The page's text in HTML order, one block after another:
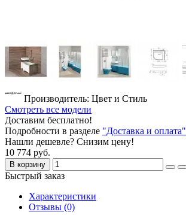
Производитель: Цвет и Стиль
Смотреть все модели
Доставим бесплатно!
Подробности в разделе "Доставка и оплата"
Нашли дешевле? Снизим цену!
10 774 руб.
В корзину
Быстрый заказ
Характеристики
Отзывы (0)